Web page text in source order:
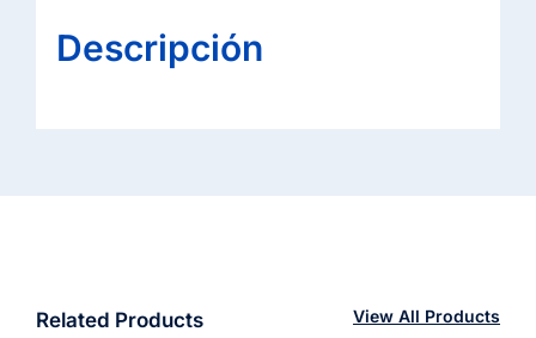
Descripción
Related Products View All Products